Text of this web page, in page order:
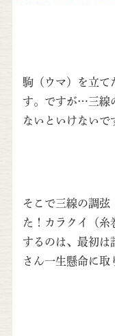
駒（ウマ）を立て
す。ですが…三線
ないといけないで
そこで三線の調弦
た！カラクイ（糸
するのは、最初
さん一生懸命に